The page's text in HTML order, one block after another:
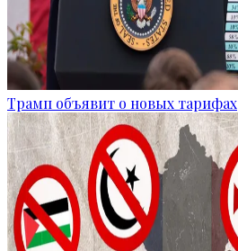
Трамп объявит о новых тарифах